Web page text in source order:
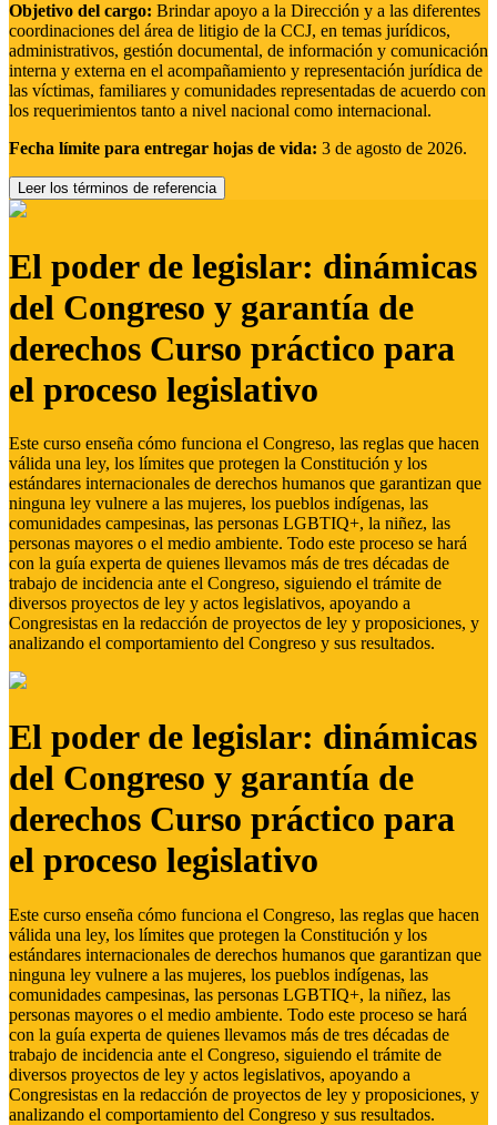
Objetivo del cargo: Brindar apoyo a la Dirección y a las diferentes
coordinaciones del área de litigio de la CCJ, en temas jurídicos,
administrativos, gestión documental, de información y comunicación
interna y externa en el acompañamiento y representación jurídica de
las víctimas, familiares y comunidades representadas de acuerdo con
los requerimientos tanto a nivel nacional como internacional.
Fecha límite para entregar hojas de vida: 3 de agosto de 2026.
Leer los términos de referencia
El poder de legislar: dinámicas
del Congreso y garantía de
derechos Curso práctico para
el proceso legislativo
Este curso enseña cómo funciona el Congreso, las reglas que hacen
válida una ley, los límites que protegen la Constitución y los
estándares internacionales de derechos humanos que garantizan que
ninguna ley vulnere a las mujeres, los pueblos indígenas, las
comunidades campesinas, las personas LGBTIQ+, la niñez, las
personas mayores o el medio ambiente. Todo este proceso se hará
con la guía experta de quienes llevamos más de tres décadas de
trabajo de incidencia ante el Congreso, siguiendo el trámite de
diversos proyectos de ley y actos legislativos, apoyando a
Congresistas en la redacción de proyectos de ley y proposiciones, y
analizando el comportamiento del Congreso y sus resultados.
El poder de legislar: dinámicas
del Congreso y garantía de
derechos Curso práctico para
el proceso legislativo
Este curso enseña cómo funciona el Congreso, las reglas que hacen
válida una ley, los límites que protegen la Constitución y los
estándares internacionales de derechos humanos que garantizan que
ninguna ley vulnere a las mujeres, los pueblos indígenas, las
comunidades campesinas, las personas LGBTIQ+, la niñez, las
personas mayores o el medio ambiente. Todo este proceso se hará
con la guía experta de quienes llevamos más de tres décadas de
trabajo de incidencia ante el Congreso, siguiendo el trámite de
diversos proyectos de ley y actos legislativos, apoyando a
Congresistas en la redacción de proyectos de ley y proposiciones, y
analizando el comportamiento del Congreso y sus resultados.